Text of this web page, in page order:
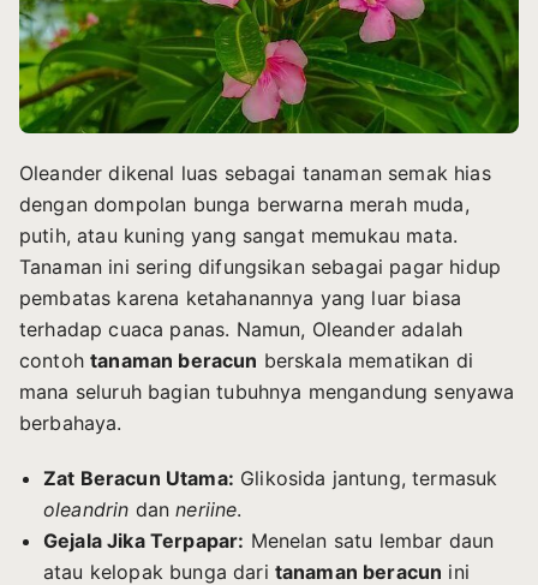
Oleander dikenal luas sebagai tanaman semak hias
dengan dompolan bunga berwarna merah muda,
putih, atau kuning yang sangat memukau mata.
Tanaman ini sering difungsikan sebagai pagar hidup
pembatas karena ketahanannya yang luar biasa
terhadap cuaca panas. Namun, Oleander adalah
contohtanaman beracun berskala mematikan di
mana seluruh bagian tubuhnya mengandung senyawa
berbahaya.
Zat Beracun Utama: Glikosida jantung, termasuk
oleandrin danneriine.
Gejala Jika Terpapar: Menelan satu lembar daun
atau kelopak bunga dari tanaman beracun ini